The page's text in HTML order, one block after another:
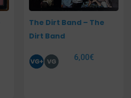
The Dirt Band – The
Dirt Band
6,00€